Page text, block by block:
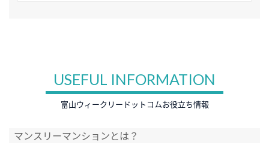
USEFUL INFORMATION
富山ウィークリードットコムお役立ち情報
マンスリーマンションとは？